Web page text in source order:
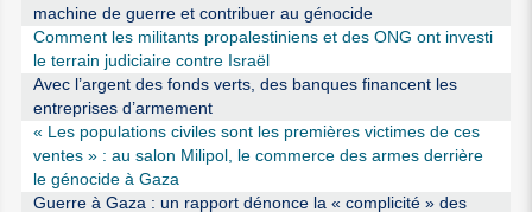
machine de guerre et contribuer au génocide
Comment les militants propalestiniens et des ONG ont investi
le terrain judiciaire contre Israël
Avec l’argent des fonds verts, des banques financent les
entreprises d’armement
« Les populations civiles sont les premières victimes de ces
ventes » : au salon Milipol, le commerce des armes derrière
le génocide à Gaza
Guerre à Gaza : un rapport dénonce la « complicité » des